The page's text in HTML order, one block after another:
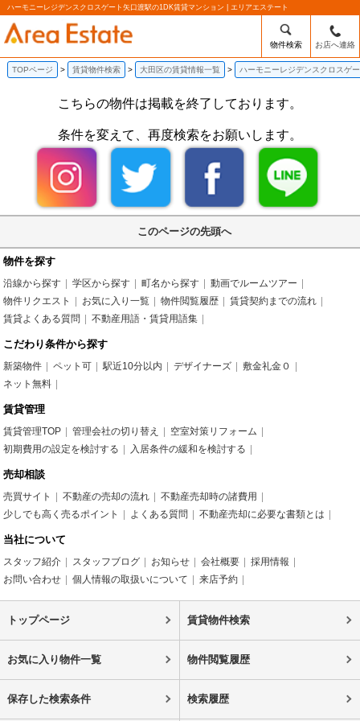
ハーモニーレジデンスクロスゲート矢口渡駅の1DK賃貸マンション | エリアエステート
物件検索 お店へ連絡
TOPページ 賃貸物件検索 大田区の賃貸情報一覧 ハーモニーレジデンスクロスゲ
こちらの物件は掲載を終了しております。
条件を変えて、再度検索をお願いします。
このページの先頭へ
物件を探す
沿線から探す 学区から探す 町名から探す
動画でルームツアー
物件リクエスト
お気に入り一覧 物件閲覧履歴
賃貸契約までの流れ
賃貸よくある質問
不動産用語・賃貸用語集
こだわり条件から探す
新築物件 ペット可 駅近10分以内 デザイナーズ
敷金礼金０
ネット無料
賃貸管理
賃貸管理TOP 管理会社の切り替え
空室対策リフォーム
初期費用の設定を検討する
入居条件の緩和を検討する
売却相談
売買サイト 不動産の売却の流れ
不動産売却時の諸費用
少しでも高く売るポイント
よくある質問 不動産売却に必要な書類とは
当社について
スタッフ紹介 スタッフブログ お知らせ 会社概要
採用情報
お問い合わせ
個人情報の取扱いについて 来店予約
トップページ 賃貸物件検索
お気に入り物件一覧 物件閲覧履歴
保存した検索条件 検索履歴